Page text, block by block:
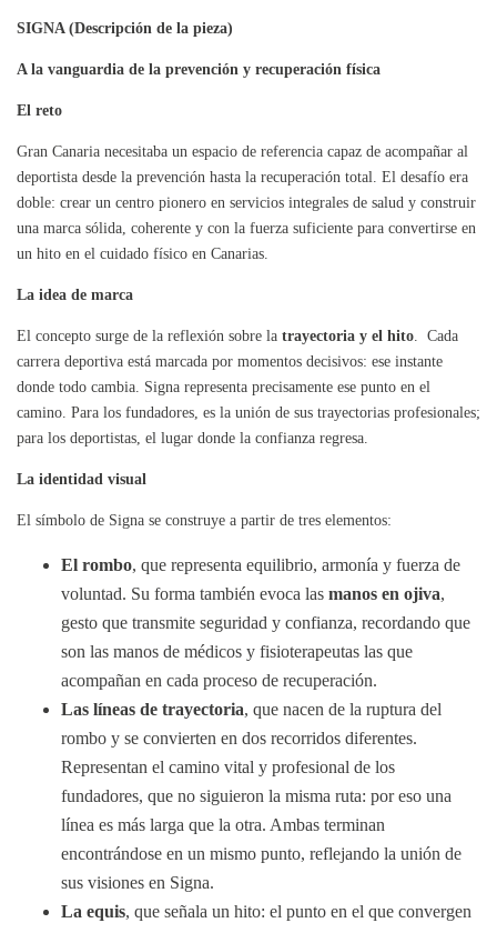
SIGNA (Descripción de la pieza)
A la vanguardia de la prevención y recuperación física
El reto
Gran Canaria necesitaba un espacio de referencia capaz de acompañar al
deportista desde la prevención hasta la recuperación total. El desafío era
doble: crear un centro pionero en servicios integrales de salud y construir
una marca sólida, coherente y con la fuerza suficiente para convertirse en
un hito en el cuidado físico en Canarias.
La idea de marca
El concepto surge de la reflexión sobre la trayectoria y el hito . Cada
carrera deportiva está marcada por momentos decisivos: ese instante
donde todo cambia. Signa representa precisamente ese punto en el
camino. Para los fundadores, es la unión de sus trayectorias profesionales;
para los deportistas, el lugar donde la confianza regresa.
La identidad visual
El símbolo de Signa se construye a partir de tres elementos:
El rombo, que representa equilibrio, armonía y fuerza de
voluntad. Su forma también evoca las manos en ojiva,
gesto que transmite seguridad y confianza, recordando que
son las manos de médicos y fisioterapeutas las que
acompañan en cada proceso de recuperación.
Las líneas de trayectoria, que nacen de la ruptura del
rombo y se convierten en dos recorridos diferentes.
Representan el camino vital y profesional de los
fundadores, que no siguieron la misma ruta: por eso una
línea es más larga que la otra. Ambas terminan
encontrándose en un mismo punto, reflejando la unión de
sus visiones en Signa.
La equis, que señala un hito: el punto en el que convergen